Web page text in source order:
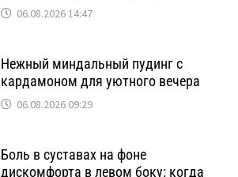
06.08.2026 14:47
Нежный миндальный пудинг с
кардамоном для уютного вечера
06.08.2026 09:29
Боль в суставах на фоне
дискомфорта в левом боку: когда